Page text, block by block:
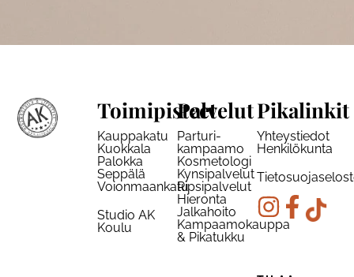
Toimipisteet
Kauppakatu
Kuokkala
Palokka
Seppälä
Voionmaankatu
Studio AK
Koulu
Palvelut
Parturi-
kampaamo
Kosmetologi
Kynsipalvelut
Ripsipalvelut
Hieronta
Jalkahoito
Kampaamokauppa
& Pikatukku
Pikalinkit
Yhteystiedot
Henkilökunta